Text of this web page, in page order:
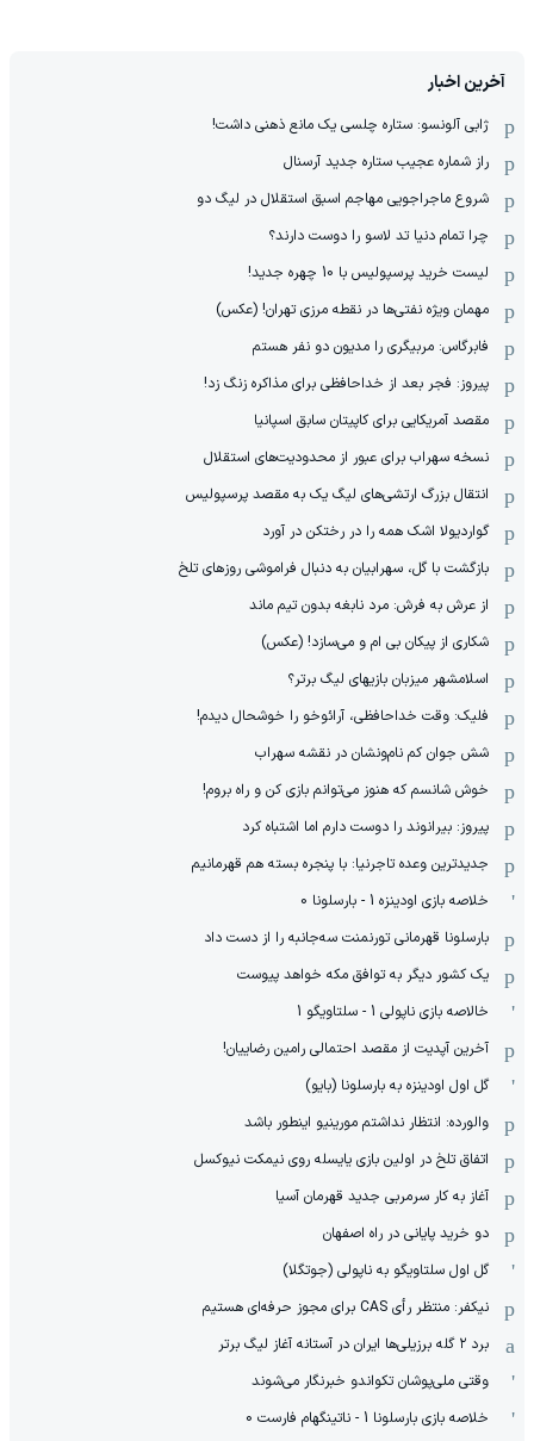
آخرین اخبار
ژابی آلونسو: ستاره چلسی یک مانع ذهنی داشت!
راز شماره عجیب ستاره جدید آرسنال
شروع ماجراجویی مهاجم اسبق استقلال در لیگ دو
چرا تمام دنیا تد لاسو را دوست دارند؟
لیست خرید پرسپولیس با 10 چهره جدید!
مهمان‌ ویژه نفتی‌ها در نقطه مرزی تهران! (عکس)
فابرگاس: مربیگری را مدیون دو نفر هستم
پیروز: فجر بعد از خداحافظی برای مذاکره زنگ زد!
مقصد آمریکایی برای کاپیتان سابق اسپانیا
نسخه سهراب برای عبور از محدودیت‌های استقلال
انتقال بزرگ ارتشی‌های لیگ یک به مقصد پرسپولیس
گواردیولا اشک همه را در رختکن در آورد
بازگشت با گل، سهرابیان به دنبال فراموشی روزهای تلخ
از عرش به فرش: مرد نابغه‌ بدون تیم ماند
شکاری از پیکان بی ام و می‌سازد! (عکس)
اسلامشهر میزبان بازیهای لیگ برتر؟
فلیک: وقت خداحافظی، آرائوخو را خوشحال دیدم!
شش جوان کم نام‌و‌نشان در نقشه سهراب
خوش شانسم که هنوز می‌توانم بازی کن و راه بروم!
پیروز: بیرانوند را دوست دارم اما اشتباه کرد
جدیدترین وعده تاجرنیا: با پنجره بسته هم قهرمانیم
خلاصه بازی اودینزه 1 - بارسلونا 0
بارسلونا قهرمانی تورنمنت سه‌جانبه را از دست داد
یک کشور دیگر به توافق مکه خواهد پیوست
خالاصه بازی ناپولی 1 - سلتاویگو 1
آخرین آپدیت از مقصد احتمالی رامین رضاییان!
گل اول اودینزه به بارسلونا (بایو)
والورده: انتظار نداشتم مورینیو اینطور باشد
اتفاق تلخ در اولین بازی یایسله روی نیمکت نیوکسل
آغاز به کار سرمربی جدید قهرمان آسیا
دو خرید پایانی در راه اصفهان
گل اول سلتاویگو به ناپولی (جوتگلا)
نیکفر: منتظر رأی CAS برای مجوز حرفه‌ای هستیم
برد ۲ گله برزیلی‌ها ایران در آستانه آغاز لیگ برتر
وقتی ملی‌پوشان تکواندو خبرنگار می‌شوند
خلاصه بازی بارسلونا 1 - ناتینگهام فارست 0